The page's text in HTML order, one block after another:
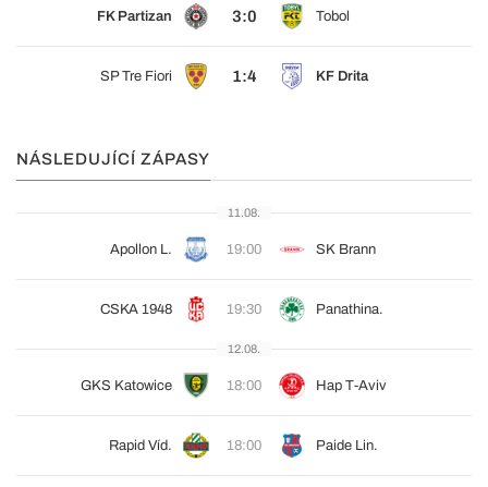
FK Partizan 3:0 Tobol
SP Tre Fiori 1:4 KF Drita
NÁSLEDUJÍCÍ ZÁPASY
11.08.
Apollon L. 19:00 SK Brann
CSKA 1948 19:30 Panathina.
12.08.
GKS Katowice 18:00 Hap T-Aviv
Rapid Víd. 18:00 Paide Lin.